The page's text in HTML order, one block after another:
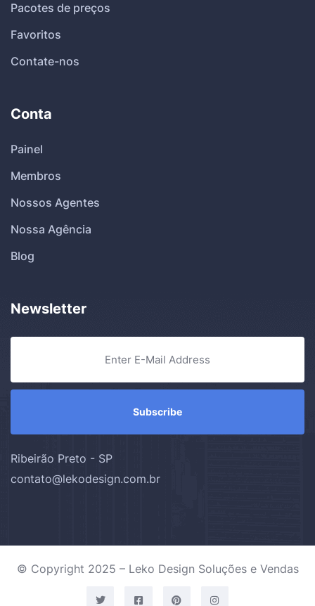
Pacotes de preços
Favoritos
Contate-nos
Conta
Painel
Membros
Nossos Agentes
Nossa Agência
Blog
Newsletter
Ribeirão Preto - SP
contato@lekodesign.com.br
© Copyright 2025 – Leko Design Soluções e Vendas